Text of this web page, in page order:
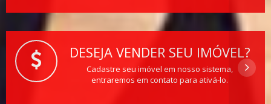
DESEJA VENDER SEU IMÓVEL?
Cadastre seu imóvel em nosso sistema,
entraremos em contato para ativá-lo.